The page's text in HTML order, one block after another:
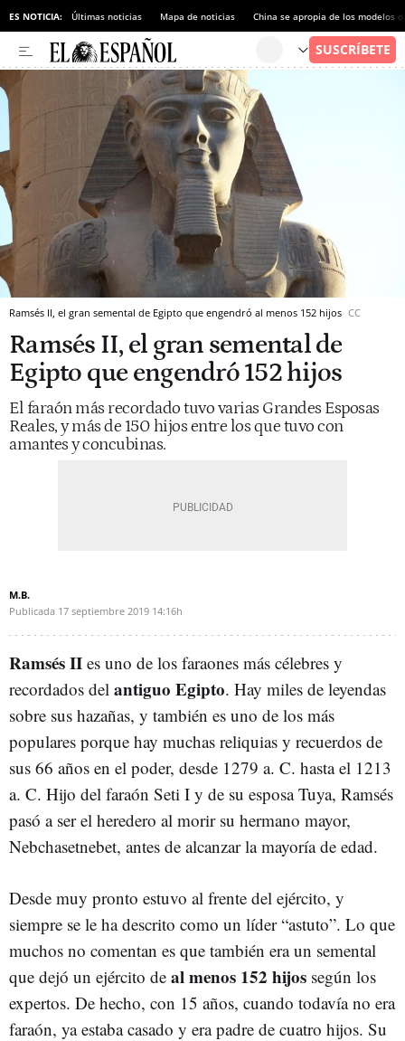
ES NOTICIA: Últimas noticias Mapa de noticias China se apropia de los modelos
Ramsés II, el gran semental de Egipto que engendró al menos 152 hijos CC
Ramsés II, el gran semental de
Egipto que engendró 152 hijos
El faraón más recordado tuvo varias Grandes Esposas
Reales, y más de 150 hijos entre los que tuvo con
amantes y concubinas.
M.B.
Publicada 17 septiembre 2019 14:16h
Ramsés II es uno de los faraones más célebres y
recordados del antiguo Egipto. Hay miles de leyendas
sobre sus hazañas, y también es uno de los más
populares porque hay muchas reliquias y recuerdos de
sus 66 años en el poder, desde 1279 a. C. hasta el 1213
a. C. Hijo del faraón Seti I y de su esposa Tuya, Ramsés
pasó a ser el heredero al morir su hermano mayor,
Nebchasetnebet, antes de alcanzar la mayoría de edad.
Desde muy pronto estuvo al frente del ejército, y
siempre se le ha descrito como un líder “astuto”. Lo que
muchos no comentan es que también era un semental
que dejó un ejército de al menos 152 hijos según los
expertos. De hecho, con 15 años, cuando todavía no era
faraón, ya estaba casado y era padre de cuatro hijos. Su